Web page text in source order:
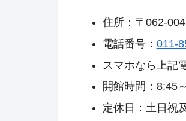
住所：〒062-
電話番号： 011-
スマホなら上記
開館時間：8:45
定休日：土日祝